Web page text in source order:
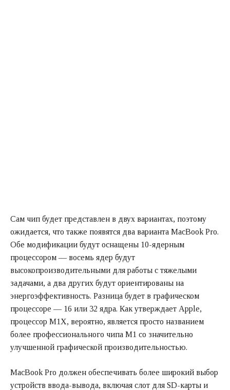
Сам чип будет представлен в двух вариантах, поэтому
ожидается, что также появятся два варианта MacBook Pro.
Обе модификации будут оснащены 10-ядерным
процессором — восемь ядер будут
высокопроизводительными для работы с тяжелыми
задачами, а два других будут ориентированы на
энергоэффективность. Разница будет в графическом
процессоре — 16 или 32 ядра. Как утверждает Apple,
процессор M1X, вероятно, является просто названием
более профессионального чипа M1 со значительно
улучшенной графической производительностью.
MacBook Pro должен обеспечивать более широкий выбор
устройств ввода-вывода, включая слот для SD-карты и